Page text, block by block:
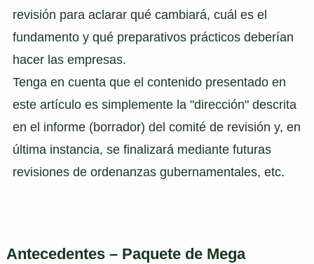
revisión para aclarar qué cambiará, cuál es el
fundamento y qué preparativos prácticos deberían
hacer las empresas.
Tenga en cuenta que el contenido presentado en
este artículo es simplemente la "dirección" descrita
en el informe (borrador) del comité de revisión y, en
última instancia, se finalizará mediante futuras
revisiones de ordenanzas gubernamentales, etc.
Antecedentes – Paquete de Mega